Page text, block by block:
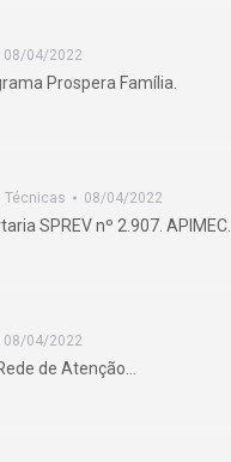
08/04/2022
Prospera Família.
Técnicas 08/04/2022
SPREV nº 2.907. APIMEC…
08/04/2022
de Atenção…